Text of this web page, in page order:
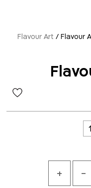
Flavour Art / Flavour
-
+